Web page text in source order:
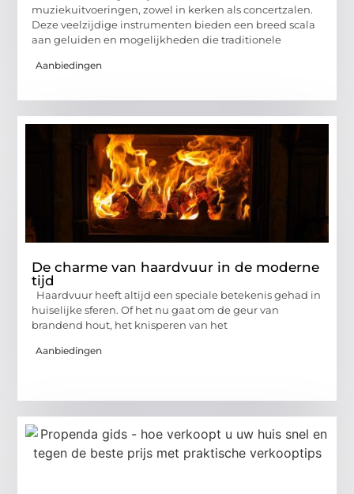
muziekuitvoeringen, zowel in kerken als concertzalen.
Deze veelzijdige instrumenten bieden een breed scala
aan geluiden en mogelijkheden die traditionele
Aanbiedingen
De charme van haardvuur in de moderne
tijd
Haardvuur heeft altijd een speciale betekenis gehad in
huiselijke sferen. Of het nu gaat om de geur van
brandend hout, het knisperen van het
Aanbiedingen